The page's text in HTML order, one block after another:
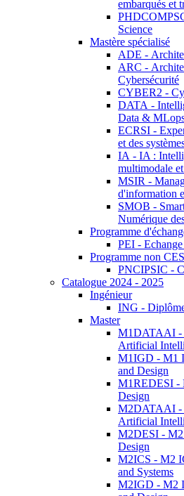
embarqués et
Science
Mastère spécialisé
ADE -
ARC -
Cybersécurité
CYBER2 -
DATA -
Data &
ECRSI -
et des
IA - IA :
multimodale
MSIR -
d'information
SMOB -
Numérique
Programme
PEI -
Programme non CES
PNCIPSIC -
Catalogue 2024 - 2025
Ingénieur
ING -
Master
M1DATAAI -
Artificial
M1IGD - M1
and Design
M1REDESI -
Design
M2DATAAI -
Artificial
M2DESI - M2
Design
M2ICS - M2
and Systems
M2IGD - M2